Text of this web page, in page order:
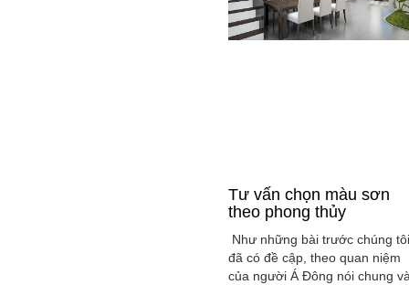
Tư vấn chọn màu sơn
theo phong thủy
Như những bài trước chúng tôi
đã có đề cập, theo quan niệm
của người Á Đông nói chung